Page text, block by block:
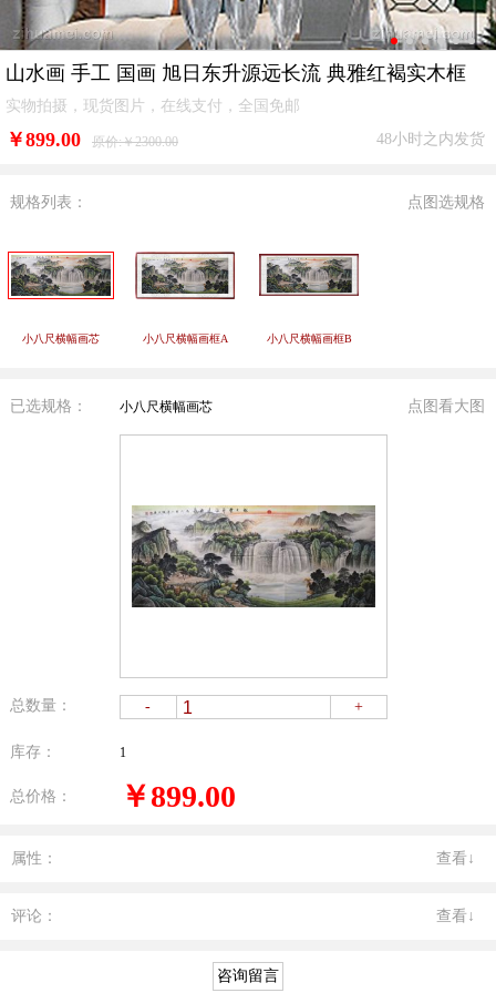
山水画 手工 国画 旭日东升源远长流 典雅红褐实木框
实物拍摄，现货图片，在线支付，全国免邮
￥899.00 原价:￥2300.00 48小时之内发货
规格列表： 点图选规格
小八尺横幅画芯 小八尺横幅画框A 小八尺横幅画框B
已选规格： 小八尺横幅画芯 点图看大图
总数量： - +
库存： 1
总价格： ￥899.00
属性： 查看↓
评论： 查看↓